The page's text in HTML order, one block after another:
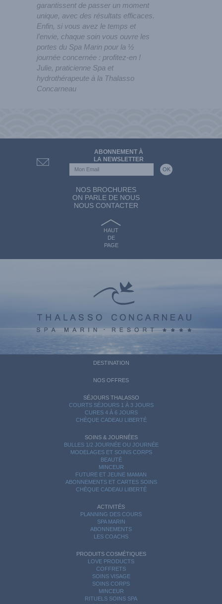
garantissent de passer un moment
unique, avec des résultats efficaces.
Enfin, si vous avez le temps et
l’envie, chaque soin vous ouvre les
portes du Spa Marin pour la ½
journée concernée : profitez-en !
Julie, praticienne Spa et
hydrothérapeute à la Thalasso
Concarneau
ABONNEMENT À
LA NEWSLETTER
NOS BROCHURES
ON PARLE DE NOUS
NOUS CONTACTER
HAUT
DE
PAGE
DESTINATION
NOS OFFRES
SÉJOURS THALASSO
COURTS SÉJOURS 1 À 3 JOURS
CURES 4 À 6 JOURS
CHÈQUE CADEAU LIBERTÉ
SOINS & JOURNÉES
BULLES 1/2 JOURNÉE OU JOURNÉE
MODELAGES ET SOINS CORPS
BEAUTÉ
MINCEUR
FUTURE ET JEUNE MAMAN
ABONNEMENTS ET CARTES SOINS
CHÈQUE CADEAU LIBERTÉ
ACTIVITÉS
PLANNING DES COURS
SPA MARIN
ABONNEMENTS
LES COACHS
PRODUITS COSMÉTIQUES
LOVE PRODUCTS
COFFRETS
SOINS VISAGE
SOINS CORPS
MINCEUR
RITUELS SOINS SPA